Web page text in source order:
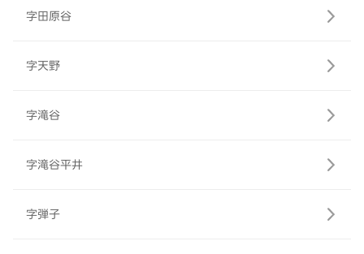
字田原谷
字天野
字滝谷
字滝谷平井
字弾子